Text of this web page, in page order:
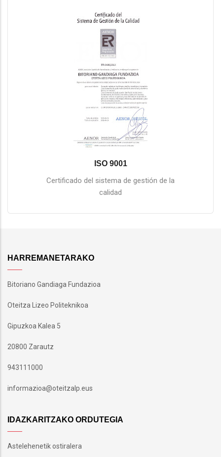
ISO 9001
Certificado del sistema de gestión de la
calidad
HARREMANETARAKO
Bitoriano Gandiaga Fundazioa
Oteitza Lizeo Politeknikoa
Gipuzkoa Kalea 5
20800 Zarautz
943111000
informazioa@oteitzalp.eus
IDAZKARITZAKO ORDUTEGIA
Astelehenetik ostiralera